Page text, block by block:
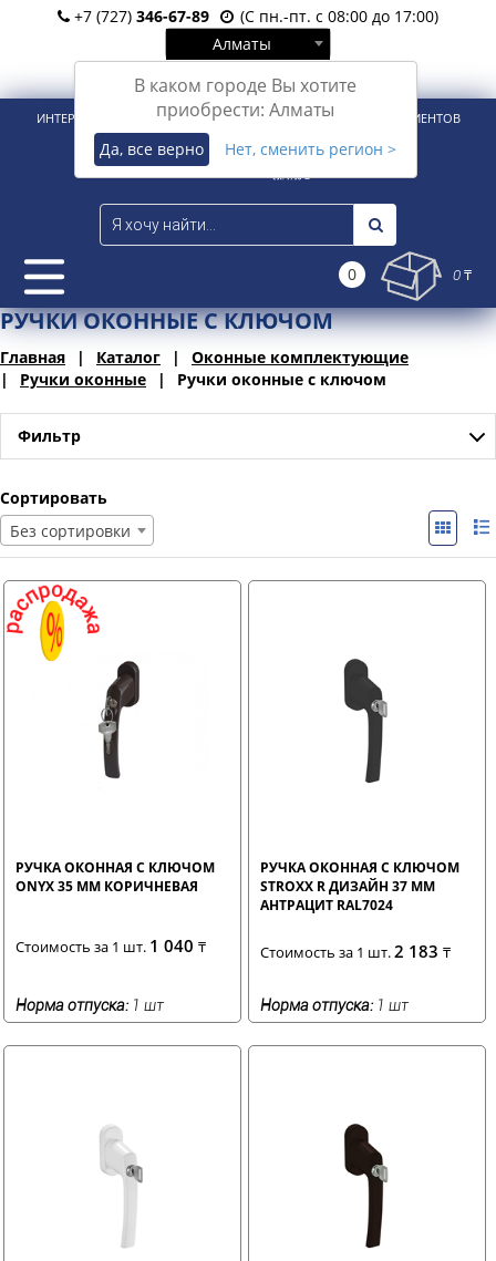
+7 (727) 346-67-89
(С пн.-пт. с 08:00 до 17:00)
Алматы
В каком городе Вы хотите
приобрести: Алматы
Да, все верно Нет, сменить регион >
Вход Регистрация
ИНТЕРНЕТ-МАГАЗИН ДЛЯ РОЗНИЧНЫХ И КОРПОРАТИВНЫХ КЛИЕНТОВ
0 0 ₸
РУЧКИ ОКОННЫЕ С КЛЮЧОМ
Главная Каталог
Оконные комплектующие
Ручки оконные
Ручки оконные с ключом
Фильтр
Сортировать
Без сортировки
РУЧКА ОКОННАЯ С КЛЮЧОМ
ONYX 35 ММ КОРИЧНЕВАЯ
Стоимость за 1 шт. 1 040 ₸
Норма отпуска: 1 шт
РУЧКА ОКОННАЯ С КЛЮЧОМ
STROXX R ДИЗАЙН 37 ММ
АНТРАЦИТ RAL7024
Стоимость за 1 шт.2 183₸
Норма отпуска: 1 шт